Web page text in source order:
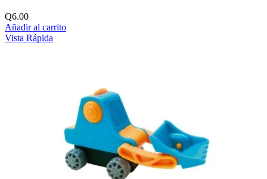
Q6.00
Añadir al carrito
Vista Rápida